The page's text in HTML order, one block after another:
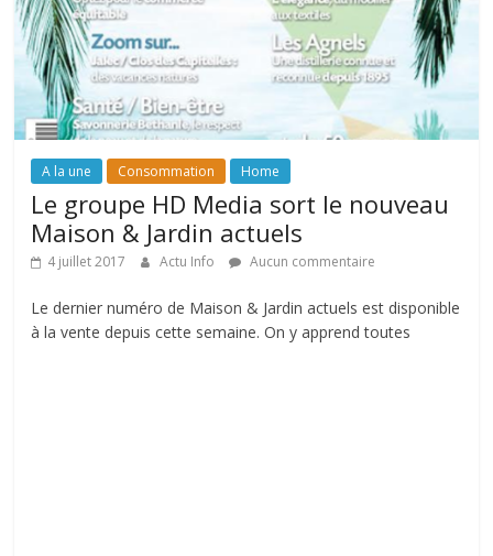
A la une Consommation Home
Le groupe HD Media sort le nouveau
Maison & Jardin actuels
4 juillet 2017 Actu Info Aucun commentaire
Le dernier numéro de Maison & Jardin actuels est disponible
à la vente depuis cette semaine. On y apprend toutes